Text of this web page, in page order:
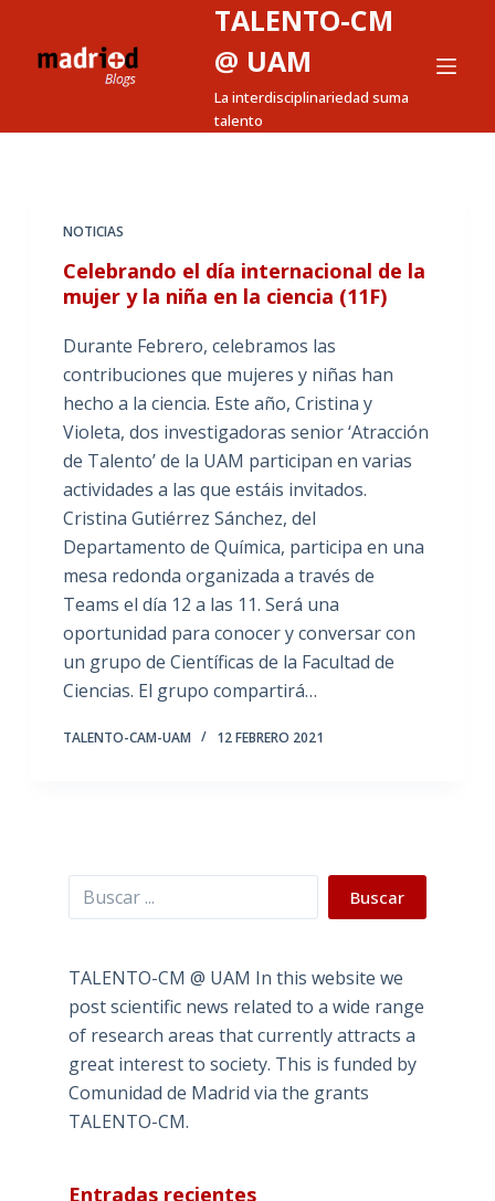
a
TALENTO-CM
@ UAM
La interdisciplinariedad suma
talento
NOTICIAS
Celebrando el día internacional de la
mujer y la niña en la ciencia (11F)
Durante Febrero, celebramos las
contribuciones que mujeres y niñas han
hecho a la ciencia. Este año, Cristina y
Violeta, dos investigadoras senior ‘Atracción
de Talento’ de la UAM participan en varias
actividades a las que estáis invitados.
Cristina Gutiérrez Sánchez, del
Departamento de Química, participa en una
mesa redonda organizada a través de
Teams el día 12 a las 11. Será una
oportunidad para conocer y conversar con
un grupo de Científicas de la Facultad de
Ciencias. El grupo compartirá…
TALENTO-CAM-UAM 12 FEBRERO 2021
Buscar Buscar
TALENTO-CM @ UAM In this website we
post scientific news related to a wide range
of research areas that currently attracts a
great interest to society. This is funded by
Comunidad de Madrid via the grants
TALENTO-CM.
Entradas recientes